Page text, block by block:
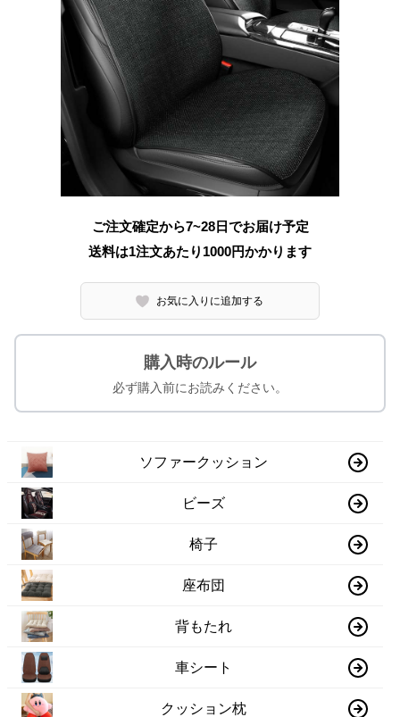
ご注文確定から7~28日でお届け予定
送料は1注文あたり 1000円かかります
お気に入りに追加する
購入時のルール
必ず購入前にお読みください。
ソファークッション
ビーズ
椅子
座布団
背もたれ
車シート
クッション枕